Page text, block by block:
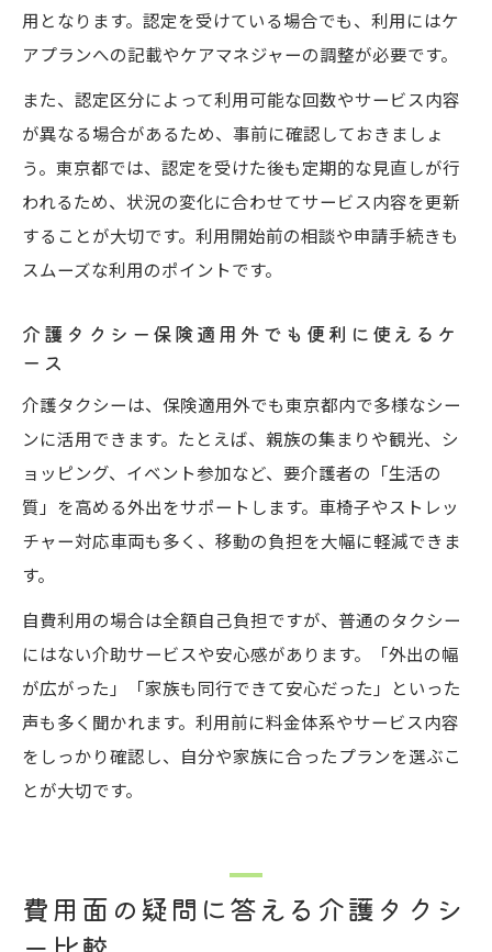
用となります。認定を受けている場合でも、利用にはケ
アプランへの記載やケアマネジャーの調整が必要です。
また、認定区分によって利用可能な回数やサービス内容
が異なる場合があるため、事前に確認しておきましょ
う。東京都では、認定を受けた後も定期的な見直しが行
われるため、状況の変化に合わせてサービス内容を更新
することが大切です。利用開始前の相談や申請手続きも
スムーズな利用のポイントです。
介護タクシー保険適用外でも便利に使えるケ
ース
介護タクシーは、保険適用外でも東京都内で多様なシー
ンに活用できます。たとえば、親族の集まりや観光、シ
ョッピング、イベント参加など、要介護者の「生活の
質」を高める外出をサポートします。車椅子やストレッ
チャー対応車両も多く、移動の負担を大幅に軽減できま
す。
自費利用の場合は全額自己負担ですが、普通のタクシー
にはない介助サービスや安心感があります。「外出の幅
が広がった」「家族も同行できて安心だった」といった
声も多く聞かれます。利用前に料金体系やサービス内容
をしっかり確認し、自分や家族に合ったプランを選ぶこ
とが大切です。
費用面の疑問に答える介護タクシ